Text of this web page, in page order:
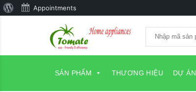
SẢN PHẨM THƯƠNG HIỆU DỰ ÁN
Giới
WordPress
Appointments